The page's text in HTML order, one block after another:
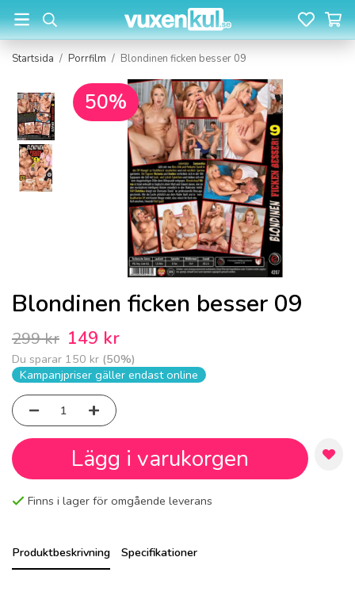
Startsida / Porrfilm / Blondinen ficken besser 09
50%
Blondinen ficken besser 09
299 kr 149 kr
Du sparar 150 kr (50%)
Kampanjpriser gäller endast online
Lägg i varukorgen
Finns i lager för omgående leverans
Produktbeskrivning Specifikationer